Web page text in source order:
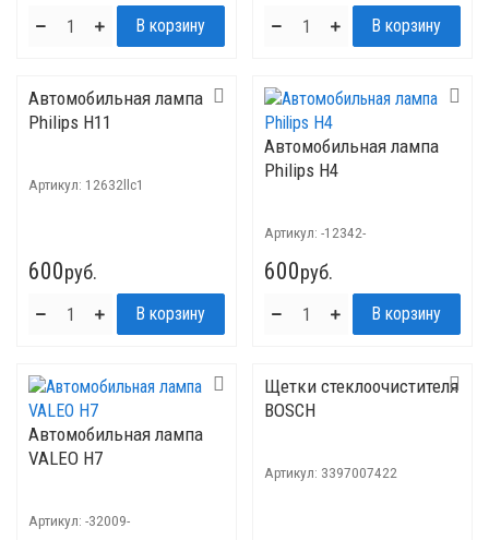
Автомобильная лампа
Philips H11
Артикул: 12632llc1
600руб.
Автомобильная лампа
Philips H4
Артикул: -12342-
600руб.
Автомобильная лампа
VALEO H7
Артикул: -32009-
Щетки стеклоочистителя
BOSCH
Артикул: 3397007422